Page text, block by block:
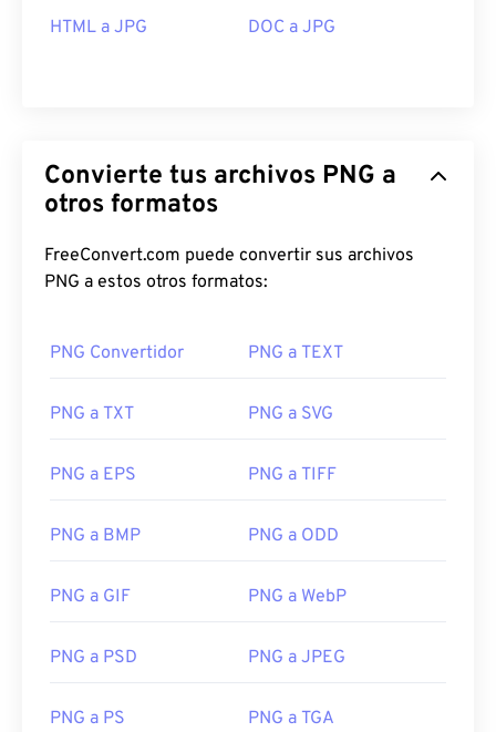
HTML a JPG DOC a JPG
Convierte tus archivos PNG a
otros formatos
FreeConvert.com puede convertir sus archivos
PNG a estos otros formatos:
PNG Convertidor PNG a TEXT
PNG a TXT PNG a SVG
PNG a EPS PNG a TIFF
PNG a BMP PNG a ODD
PNG a GIF PNG a WebP
PNG a PSD PNG a JPEG
PNG a PS PNG a TGA